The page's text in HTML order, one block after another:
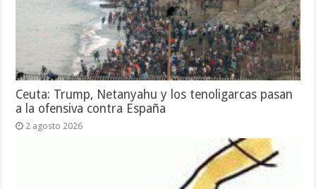
Ceuta: Trump, Netanyahu y los tenoligarcas pasan
a la ofensiva contra España
2 agosto 2026